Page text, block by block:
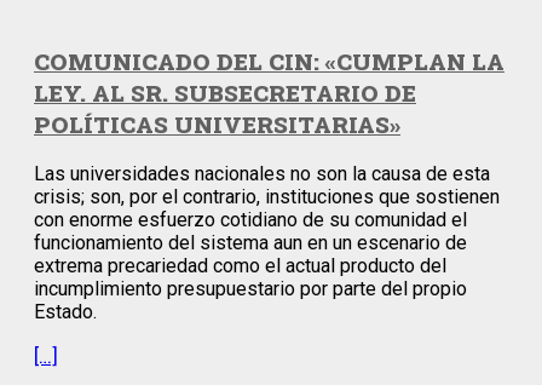
COMUNICADO DEL CIN: «CUMPLAN LA
LEY. AL SR. SUBSECRETARIO DE
POLÍTICAS UNIVERSITARIAS»
Las universidades nacionales no son la causa de esta
crisis; son, por el contrario, instituciones que sostienen
con enorme esfuerzo cotidiano de su comunidad el
funcionamiento del sistema aun en un escenario de
extrema precariedad como el actual producto del
incumplimiento presupuestario por parte del propio
Estado.
[…]